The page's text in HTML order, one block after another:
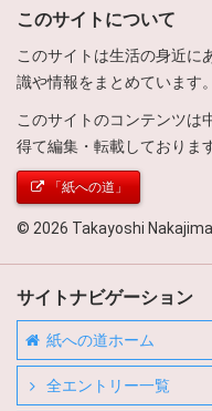
このサイトについて
このサイトは生活の身近に
識や情報をまとめています。
このサイトのコンテンツは
得て編集・転載しておりま
「紙への道」
© 2026 Takayoshi
サイトナビゲーション
紙への道ホーム
全エントリー一覧